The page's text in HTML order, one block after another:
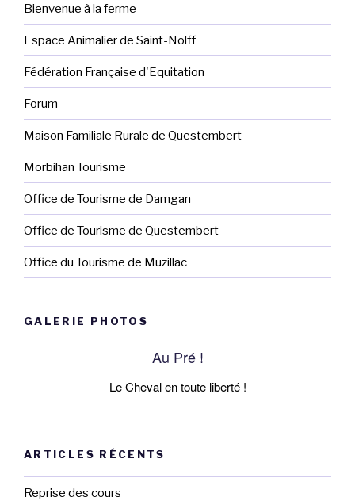
Bienvenue à la ferme
Espace Animalier de Saint-Nolff
Fédération Française d'Equitation
Forum
Maison Familiale Rurale de Questembert
Morbihan Tourisme
Office de Tourisme de Damgan
Office de Tourisme de Questembert
Office du Tourisme de Muzillac
GALERIE PHOTOS
Au Pré !
Le Cheval en toute liberté !
ARTICLES RÉCENTS
Reprise des cours